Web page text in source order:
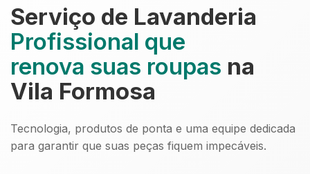
Serviço de Lavanderia
Profissional que
renova suas roupas na
Vila Formosa
Tecnologia, produtos de ponta e uma equipe dedicada
para garantir que suas peças fiquem impecáveis.